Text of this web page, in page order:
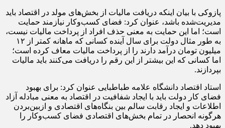
پازوکی با بیان اینکه دریافت مالیات از بخش‌های مولد در اقتصاد باید
مدیریت‌شده باشد، عنوان کرد: فضای کسب‌وکار نیازمند حمایت
است؛ اما این حمایت به معنی حذف افراد از پرداخت مالیات نیست،
به طور مثال دولت برای سال آینده کسانی که ماهانه کمتر از ۱۲
میلیون تومان درآمد دارند را از پرداخت مالیات معاف کرده است؛
اما کسانی که این بیشتر از این رقم را دریافت می‌کنند باید مالیات
بپردازند.
استاد اقتصاد دانشگاه علامه طباطبایی عنوان کرد: برای بهبود
فضای کار دولت باید با ایجاد شفافیت در اقتصاد به معنی مبادله آزاد
اطلاعات و ایجاد رقابت سالم بین بنگاه‌های اقتصادی و ازبین‌بردن
هرگونه انحصار در تمام بخش‌های اقتصادی فضای کسب‌وکار را
بهبود دهد.